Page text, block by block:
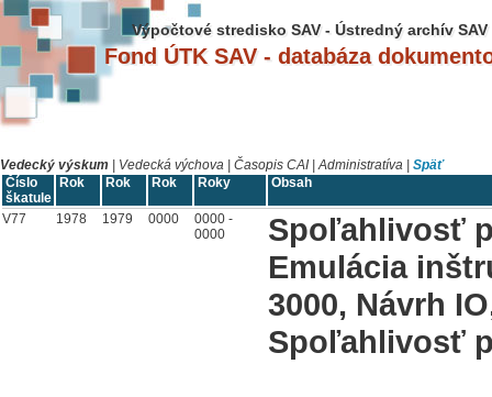
Výpočtové stredisko SAV - Ústredný archív SAV
Fond ÚTK SAV - databáza
Vedecký výskum Vedecká výchova Časopis CAI |Administratíva
Späť
Číslo
škatule
Rok Rok Rok Roky Obsah
V77 1978 1979 0000
0000 -
0000
Spoľahlivosť
Emulácia
3000, Návrh
Spoľahlivosť